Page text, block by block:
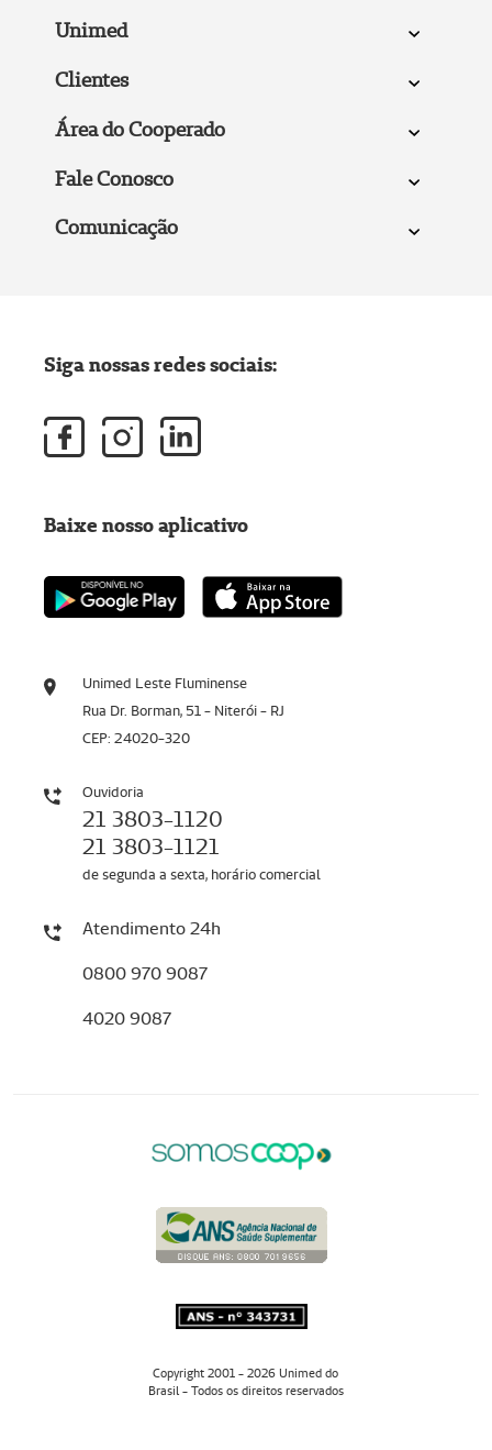
Unimed
Clientes
Área do Cooperado
Fale Conosco
Comunicação
Unimed Leste Fluminense
Rua Dr. Borman, 51 - Niterói - RJ
CEP: 24020-320
Ouvidoria
21 3803-1120
21 3803-1121
de segunda a sexta, horário comercial
Atendimento 24h
0800 970 9087
4020 9087
Siga nossas redes sociais:
Baixe nosso aplicativo
Copyright 2001 - 2026 Unimed do
Brasil - Todos os direitos reservados